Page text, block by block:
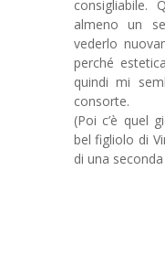
consigliabile.
almeno un
vederlo
perché
quindi mi
consorte.
(Poi c’è quel
bel figliolo di
di una